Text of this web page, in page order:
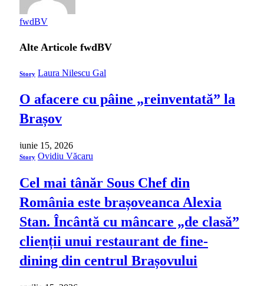
fwdBV
Alte Articole fwdBV
Story Laura Nilescu Gal
O afacere cu pâine „reinventată” la
Brașov
iunie 15, 2026
Story Ovidiu Văcaru
Cel mai tânăr Sous Chef din
România este brașoveanca Alexia
Stan. Încântă cu mâncare „de clasă”
clienții unui restaurant de fine-
dining din centrul Brașovului